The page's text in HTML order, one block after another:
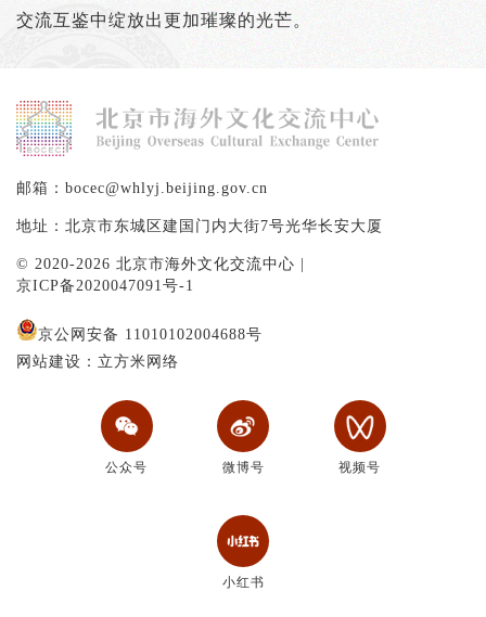
交流互鉴中绽放出更加璀璨的光芒。
邮箱：bocec@whlyj.beijing.gov.cn
地址：北京市东城区建国门内大街7号光华长安大厦
© 2020-2026 北京市海外文化交流中心 |
京ICP备2020047091号-1
京公网安备 11010102004688号
网站建设：立方米网络
公众号 微博号 视频号
小红书